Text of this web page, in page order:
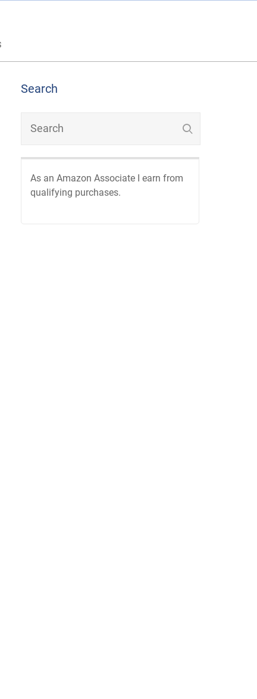
Search
As an Amazon Associate I earn from
qualifying purchases.